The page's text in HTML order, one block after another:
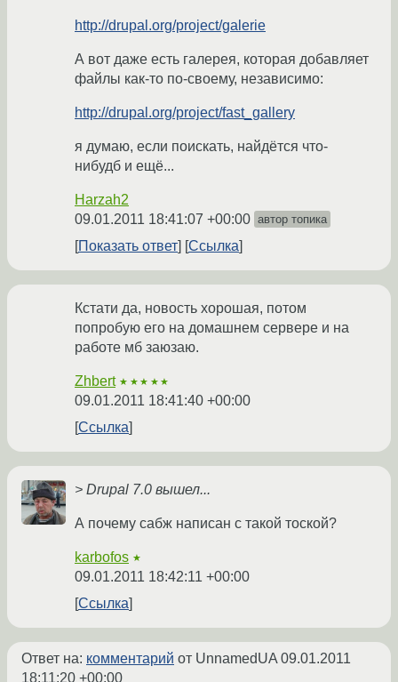
http://drupal.org/project/galerie
А вот даже есть галерея, которая добавляет
файлы как-то по-своему, независимо:
http://drupal.org/project/fast_gallery
я думаю, если поискать, найдётся что-
нибудб и ещё...
Harzah2
09.01.2011 18:41:07 +00:00 автор топика
Показать ответ Ссылка
Кстати да, новость хорошая, потом
попробую его на домашнем сервере и на
работе мб заюзаю.
Zhbert ★★★★★
09.01.2011 18:41:40 +00:00
Ссылка
> Drupal 7.0 вышел...
А почему сабж написан с такой тоской?
karbofos ★
09.01.2011 18:42:11 +00:00
Ссылка
Ответ на: комментарий от UnnamedUA09.01.2011
18:11:20 +00:00